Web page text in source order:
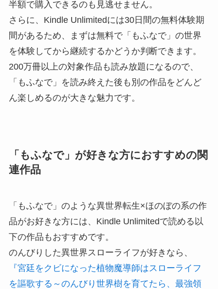
半額で購入できるのも見逃せません。
さらに、Kindle Unlimitedには30日間の無料体験期
間があるため、まずは無料で「もふなで」の世界
を体験してから継続するかどうか判断できます。
200万冊以上の対象作品も読み放題になるので、
「もふなで」を読み終えた後も別の作品をどんど
ん楽しめるのが大きな魅力です。
「もふなで」が好きな方におすすめの関
連作品
「もふなで」のような異世界転生×ほのぼの系の作
品がお好きな方には、Kindle Unlimitedで読める以
下の作品もおすすめです。
のんびりした異世界スローライフが好きなら、
『宮廷をクビになった植物魔導師はスローライフ
を謳歌する～のんびり世界樹を育てたら、最強領